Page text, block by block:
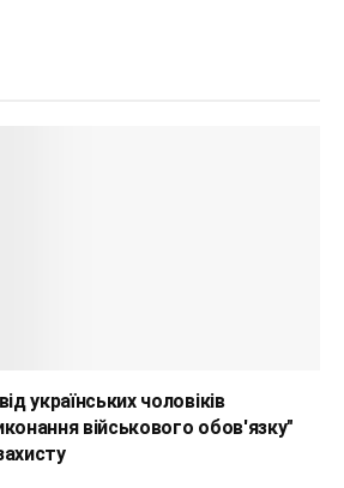
українських чоловіків
військового обов'язку"